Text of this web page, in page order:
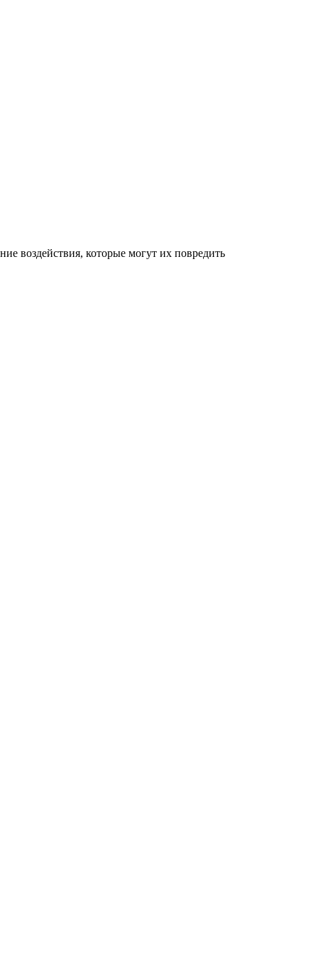
воздействия, которые могут их повредить